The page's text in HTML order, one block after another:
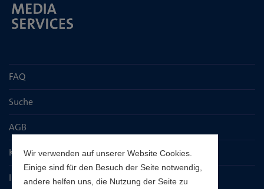
Wir verwenden auf unserer Website Cookies.
Einige sind für den Besuch der Seite notwendig,
andere helfen uns, die Nutzung der Seite zu
FAQ
Suche
AGB
Kontaktseite
Impressum